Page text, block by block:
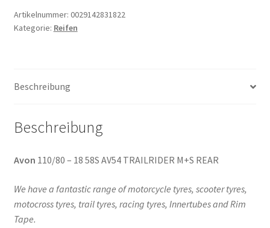
Artikelnummer: 0029142831822
Kategorie: Reifen
Beschreibung
Beschreibung
Avon 110/80 – 18 58S AV54 TRAILRIDER M+S REAR
We have a fantastic range of motorcycle tyres, scooter tyres,
motocross tyres, trail tyres, racing tyres, Innertubes and Rim
Tape.